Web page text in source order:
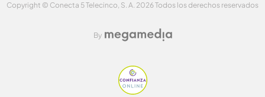
Copyright © Conecta 5 Telecinco, S. A. 2026 Todos los derechos reservados
By